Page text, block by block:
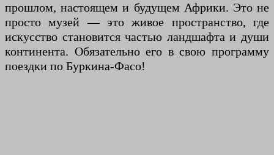
прошлом, настоящем и будущем Африки. Это не
просто музей — это живое пространство, где
искусство становится частью ландшафта и души
континента. Обязательно его в свою программу
поездки по Буркина-Фасо!